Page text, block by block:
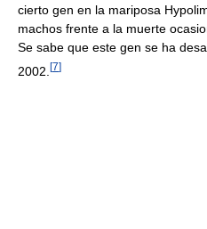
cierto gen en la mariposa
machos frente a la muerte
Se sabe que este gen se ha
2002. [7]